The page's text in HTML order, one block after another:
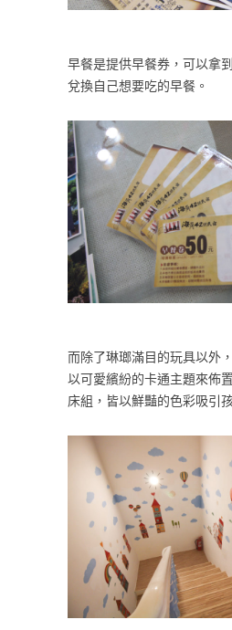
早餐是提供早餐券，可以拿
兌換自己想要吃的早餐。
而除了琳瑯滿目的玩具以外
以可愛繽紛的卡通主題來佈
床組，皆以鮮豔的色彩吸引